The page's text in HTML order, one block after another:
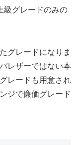
級グレードのみの
グレードになりま
レザーではない本
レードも用意され
ジで廉価グレード